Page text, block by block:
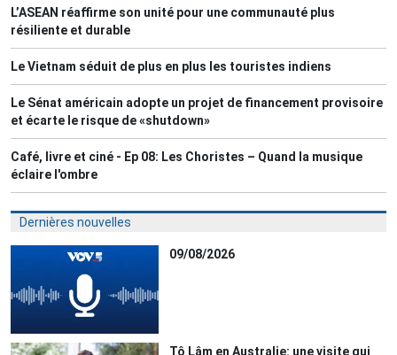
L’ASEAN réaffirme son unité pour une communauté plus
résiliente et durable
Le Vietnam séduit de plus en plus les touristes indiens
Le Sénat américain adopte un projet de financement provisoire
et écarte le risque de «shutdown»
Café, livre et ciné - Ep 08: Les Choristes – Quand la musique
éclaire l'ombre
Dernières nouvelles
09/08/2026
Tô Lâm en Australie: une visite qui